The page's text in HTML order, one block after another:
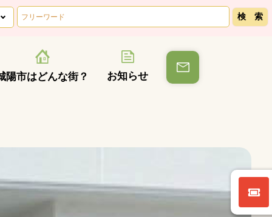
陽市はどんな街？ お知らせ